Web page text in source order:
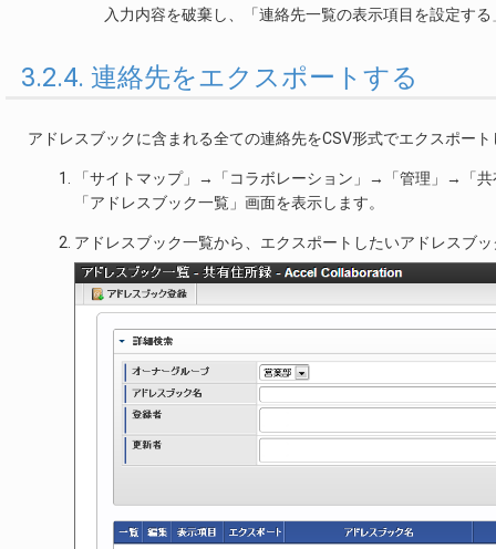
入力内容を破棄し、「連絡先一覧の表示項目を設定す
3.2.4. 連絡先をエクスポートする
アドレスブックに含まれる全ての連絡先をCSV形式でエクスポート
「サイトマップ」→「コラボレーション」→「管理」→「
「アドレスブック一覧」画面を表示します。
アドレスブック一覧から、エクスポートしたいアドレスブ